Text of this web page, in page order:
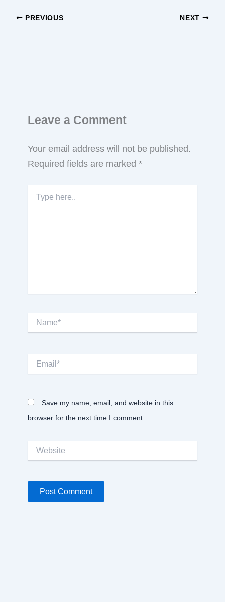
PREVIOUS NEXT
Leave a Comment
Your email address will not be published.
Required fields are marked *
here..
Save my name, email, and website in this
browser for the next time I comment.